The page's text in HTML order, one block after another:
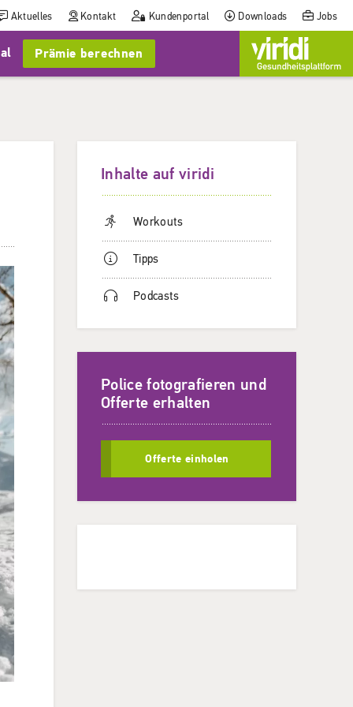
Aktuelles Kontakt Kundenportal Downloads Jobs
Prämie berechnen
Inhalte auf viridi
Workouts
Tipps
Podcasts
Police fotografieren und
Offerte erhalten
Offerte einholen